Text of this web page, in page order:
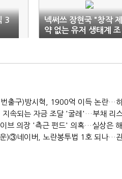
3
넥써쓰 장현국 "창작 제
약 없는 유저 생태계 조
성"